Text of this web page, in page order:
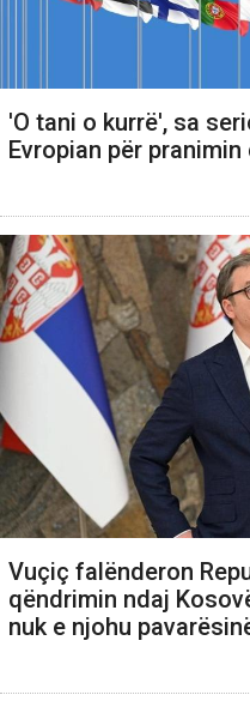
'O tani o kurrë', sa
Evropian për
Vuçiç falënderon
qëndrimin ndaj
nuk e njohu